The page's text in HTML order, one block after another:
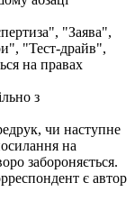
"Заява",
"Тест-драйв",
на правах
з
чи наступне
на
забороняється.
є автор